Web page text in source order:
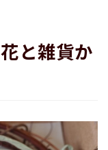
と雑貨か